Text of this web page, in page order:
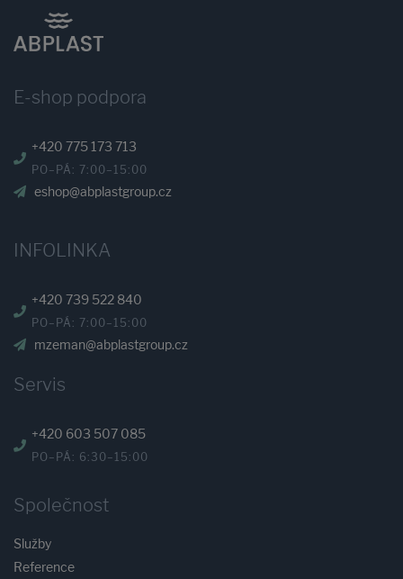
E-shop podpora
+420 775 173 713
PO–PÁ: 7:00–15:00
eshop@abplastgroup.cz
INFOLINKA
+420 739 522 840
PO–PÁ: 7:00–15:00
mzeman@abplastgroup.cz
Servis
+420 603 507 085
PO–PÁ: 6:30–15:00
Společnost
Služby
Reference